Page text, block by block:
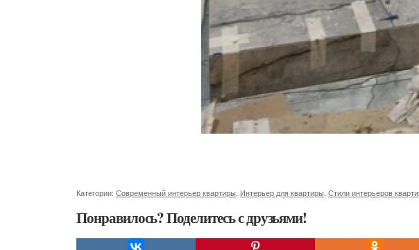
Категории: Современный интерьер квартиры Интерьер для квартиры Стили интерьеров
Понравилось? Поделитесь с друзьями!